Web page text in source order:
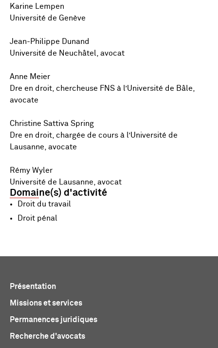
Karine Lempen
Université de Genève
Jean-Philippe Dunand
Université de Neuchâtel, avocat
Anne Meier
Dre en droit, chercheuse FNS à l’Université de Bâle,
avocate
Christine Sattiva Spring
Dre en droit, chargée de cours à l’Université de
Lausanne, avocate
Rémy Wyler
Université de Lausanne, avocat
Domaine(s) d'activité
Droit du travail
Droit pénal
Présentation
Missions et services
Permanences juridiques
Recherche d'avocats